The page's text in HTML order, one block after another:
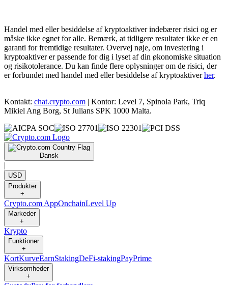
Handel med eller besiddelse af kryptoaktiver indebærer risici og er
måske ikke egnet for alle. Bemærk, at tidligere resultater ikke er en
garanti for fremtidige resultater. Overvej nøje, om investering i
kryptoaktiver er passende for dig i lyset af din økonomiske situation
og risikotolerance. Du kan finde flere oplysninger om de risici, der
er forbundet med handel med eller besiddelse af kryptoaktiverher.
Kontakt: chat.crypto.com | Kontor: Level 7, Spinola Park, Triq
Mikiel Ang Borg, St Julians SPK 1000 Malta.
Dansk
|
USD
Produkter
+
Crypto.com AppOnchainLevel Up
Markeder
+
Krypto
Funktioner
+
KortKurveEarnStakingDeFi-stakingPayPrime
Virksomheder
+